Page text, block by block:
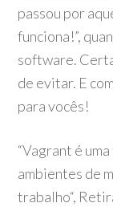
passou por
funciona!”,
software.
de evitar. E
para vocês!
“Vagrant é
ambientes de
trabalho“,